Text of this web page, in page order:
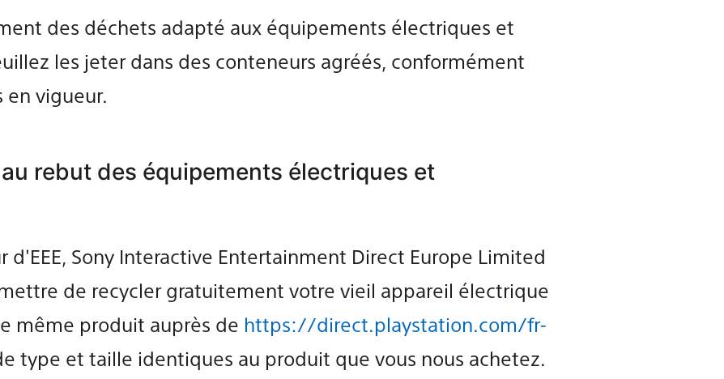
des déchets adapté aux équipements électriques et
les jeter dans des conteneurs agréés, conformément
en vigueur.
rebut des équipements électriques et
d'EEE, Sony Interactive Entertainment Direct Europe Limited
de recycler gratuitement votre vieil appareil électrique
même produit auprès de https://direct.playstation.com/fr-
type et taille identiques au produit que vous nous achetez.